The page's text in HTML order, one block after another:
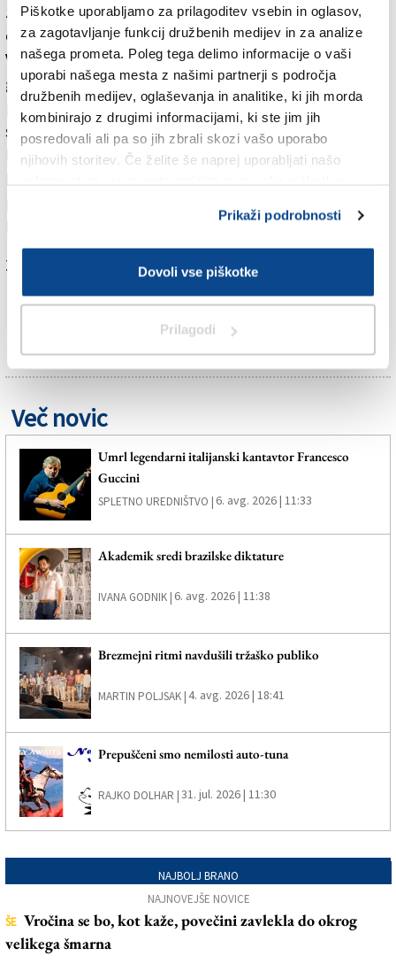
Piškotke uporabljamo za prilagoditev vsebin in oglasov,
za zagotavljanje funkcij družbenih medijev in za analize
našega prometa. Poleg tega delimo informacije o vaši
uporabi našega mesta z našimi partnerji s področja
družbenih medijev, oglaševanja in analitike, ki jih morda
kombinirajo z drugimi informacijami, ki ste jim jih
posredovali ali pa so jih zbrali skozi vašo uporabo
njihovih storitev. Če želite še naprej uporabljati našo
Prikaži podrobnosti
Dovoli vse piškotke
Prilagodi
življenja ostane. Plesalec zato ustavlja čas. Kdor
odpleše življenje, ostaja večno mlad.«
V sklopu dne se po svetu zvrstijo številni dogodki,
glavni dogodek bo v kubanski Havani. Osrednje
praznovanje v Sloveniji je bilo 18. aprila v sklopu
svečanega baletnega koncerta in podelitve nagrad
Lydie Wisiakove s področja baletne umetnosti.
Nagrado za življenjsko delo je prejela nekdanja
Za branje in pisanje komentarjevje potrebna prijava
Več novic
Umrl legendarni italijanski kantavtor Francesco
Guccini
SPLETNO UREDNIŠTVO | 6. avg. 2026 | 11:33
Akademik sredi brazilske diktature
IVANA GODNIK | 6. avg. 2026 | 11:38
Brezmejni ritmi navdušili tržaško publiko
MARTIN POLJSAK |4. avg. 2026 | 18:41
Prepuščeni smo nemilosti auto-tuna
RAJKO DOLHAR |31. jul. 2026 | 11:30
NAJBOLJ BRANO
NAJNOVEJŠE NOVICE
ŠE Vročina se bo, kot kaže, povečini zavlekla do okrog
velikega šmarna